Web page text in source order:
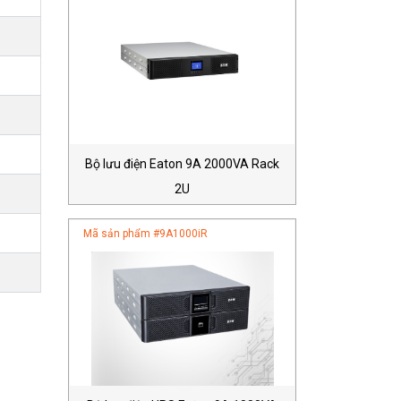
Bộ lưu điện Eaton 9A 2000VA Rack
2U
Mã sản phẩm #9A1000iR